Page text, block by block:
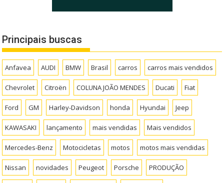
Principais buscas
Anfavea AUDI BMW Brasil carros carros mais vendidos
Chevrolet Citroën COLUNA JOÃO MENDES Ducati Fiat
Ford GM Harley-Davidson honda Hyundai Jeep
KAWASAKI lançamento mais vendidas Mais vendidos
Mercedes-Benz Motocicletas motos motos mais vendidas
Nissan novidades Peugeot Porsche PRODUÇÃO